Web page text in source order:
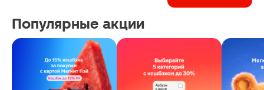
Популярные акции